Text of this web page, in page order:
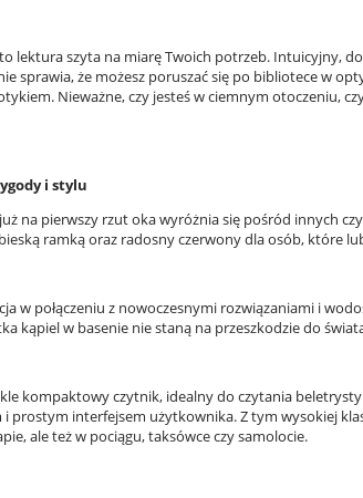
lektura szyta na miarę Twoich potrzeb. Intuicyjny,
sprawia, że możesz poruszać się po bibliotece w
Nieważne, czy jesteś w ciemnym otoczeniu,
i stylu
na pierwszy rzut oka wyróżnia się pośród innych
ramką oraz radosny czerwony dla osób, które
w połączeniu z nowoczesnymi rozwiązaniami i
kąpiel w basenie nie staną na przeszkodzie do
kompaktowy czytnik, idealny do czytania
prostym interfejsem użytkownika. Z tym wysokiej
ale też w pociągu, taksówce czy samolocie.